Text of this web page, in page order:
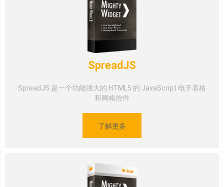
SpreadJS
SpreadJS 是一个功能强大的 HTML5 的 JavaScript 电子表格
和网格控件
了解更多